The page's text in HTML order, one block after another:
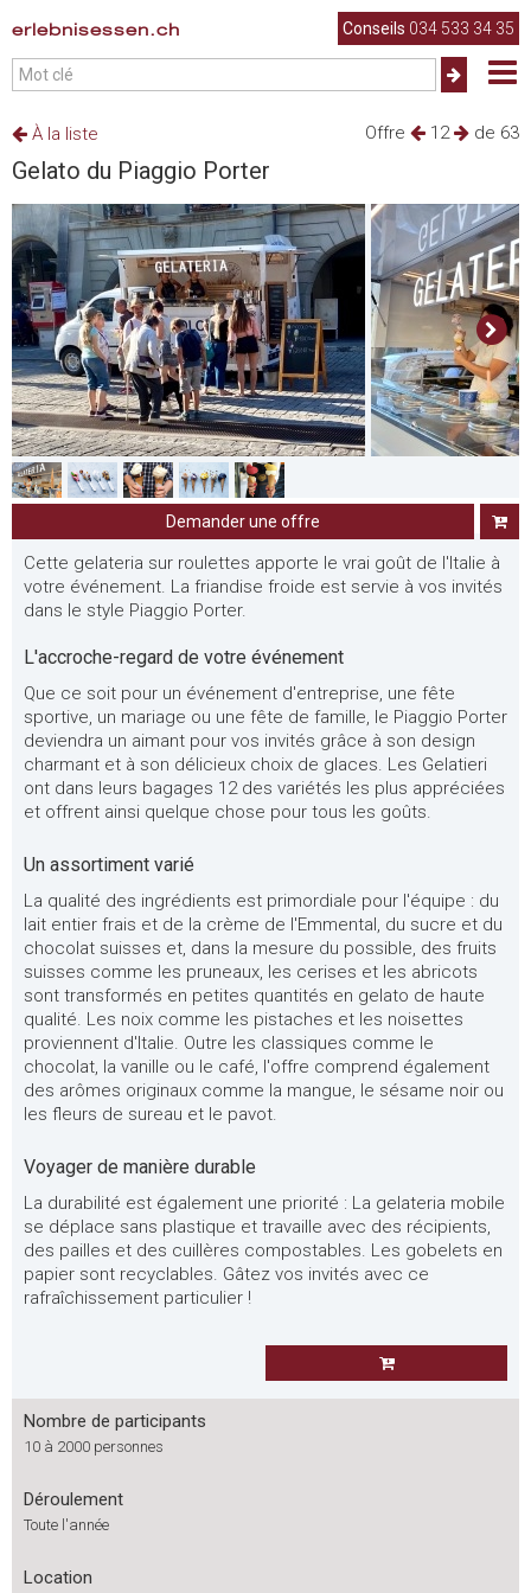
erlebnisessen.ch Conseils 034 533 34 35
Offre 12 de 63
À la liste
Gelato du Piaggio Porter
Demander une offre
Cette gelateria sur roulettes apporte le vrai goût de l'Italie à
votre événement. La friandise froide est servie à vos invités
dans le style Piaggio Porter.
L'accroche-regard de votre événement
Que ce soit pour un événement d'entreprise, une fête
sportive, un mariage ou une fête de famille, le Piaggio Porter
deviendra un aimant pour vos invités grâce à son design
charmant et à son délicieux choix de glaces. Les Gelatieri
ont dans leurs bagages 12 des variétés les plus appréciées
et offrent ainsi quelque chose pour tous les goûts.
Un assortiment varié
La qualité des ingrédients est primordiale pour l'équipe : du
lait entier frais et de la crème de l'Emmental, du sucre et du
chocolat suisses et, dans la mesure du possible, des fruits
suisses comme les pruneaux, les cerises et les abricots
sont transformés en petites quantités en gelato de haute
qualité. Les noix comme les pistaches et les noisettes
proviennent d'Italie. Outre les classiques comme le
chocolat, la vanille ou le café, l'offre comprend également
des arômes originaux comme la mangue, le sésame noir ou
les fleurs de sureau et le pavot.
Voyager de manière durable
La durabilité est également une priorité : La gelateria mobile
se déplace sans plastique et travaille avec des récipients,
des pailles et des cuillères compostables. Les gobelets en
papier sont recyclables. Gâtez vos invités avec ce
rafraîchissement particulier !
Nombre de participants
10 à 2000 personnes
Déroulement
Toute l'année
Location